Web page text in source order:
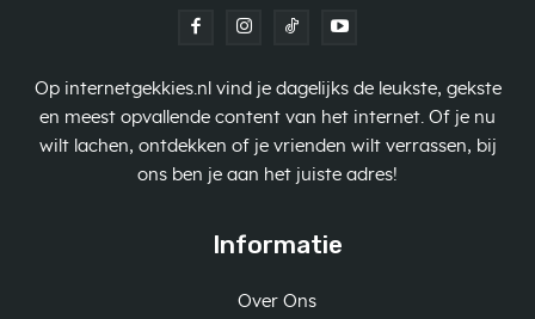
Op internetgekkies.nl vind je dagelijks de leukste, gekste
en meest opvallende content van het internet. Of je nu
wilt lachen, ontdekken of je vrienden wilt verrassen, bij
ons ben je aan het juiste adres!
Informatie
Over Ons